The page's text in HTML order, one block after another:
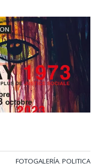
FOTOGALERÍA, POLITICA